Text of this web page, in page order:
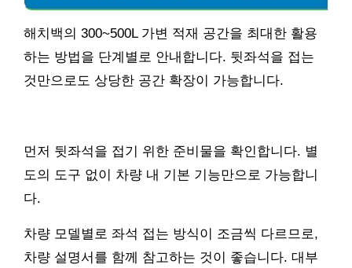
해치백의 300~500L 가변 적재 공간을 최대한 활용
하는 방법을 단계별로 안내합니다. 뒷좌석을 접는
것만으로도 상당한 공간 확장이 가능합니다.
먼저 뒷좌석을 접기 위한 준비물을 확인합니다. 별
도의 도구 없이 차량 내 기본 기능만으로 가능합니
다.
차량 모델별로 좌석 접는 방식이 조금씩 다르므로,
차량 설명서를 함께 참고하는 것이 좋습니다. 대부